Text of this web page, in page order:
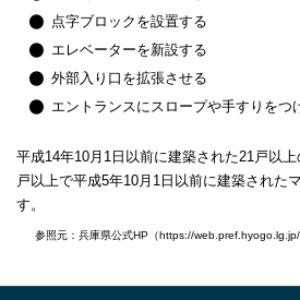
点字ブロックを設置する
エレベーターを新設する
外部入り口を拡張させる
エントランスにスロープや手すりを
平成14年10月1日以前に建築された21戸以
戸以上で平成5年10月1日以前に建築された
す。
参照元：兵庫県公式HP（https://